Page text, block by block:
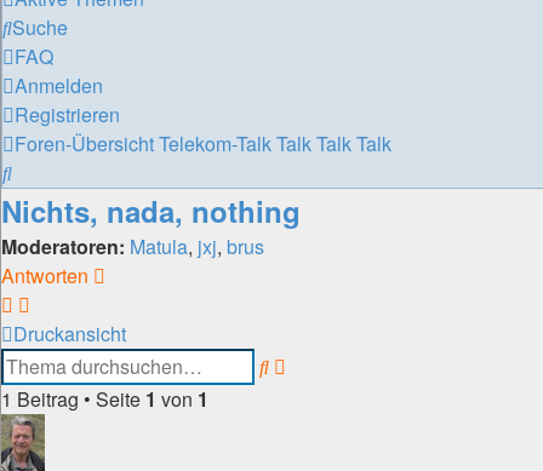
Suche
FAQ
Anmelden
Registrieren
Foren-ÜbersichtTelekom-TalkTalk Talk Talk
Suche
Nichts, nada, nothing
Moderatoren: Matula, jxj, brus
Antworten
Druckansicht
Suche
1 Beitrag • Seite 1 von 1